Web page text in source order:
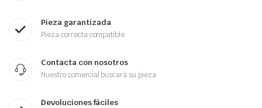
Pieza garantizada
Pieza correcta compatible
Contacta con nosotros
Nuestro comercial buscará su pieza
Devoluciones fáciles